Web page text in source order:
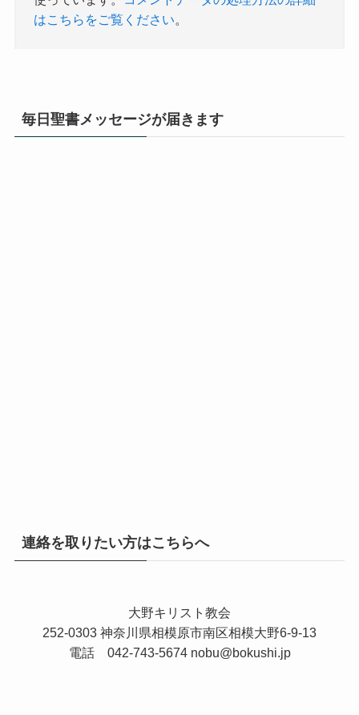
はこちらをご覧ください。
毎日聖書メッセージが届きます
連絡を取りたい方はこちらへ
大野キリスト教会
252-0303 神奈川県相模原市南区相模大野6-9-13
電話 042-743-5674nobu@bokushi.jp